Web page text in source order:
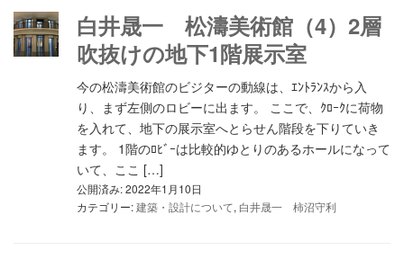
白井晟一 松濤美術館（4）2層
吹抜けの地下1階展示室
今の松濤美術館のビジターの動線は、ｴﾝﾄﾗﾝｽから入
り、まず左側のロビーに出ます。 ここで、ｸﾛｰｸに荷物
を入れて、地下の展示室へとらせん階段を下りていき
ます。 1階のﾛﾋﾞｰは比較的ゆとりのあるホールになって
いて、ここ […]
公開済み: 2022年1月10日
カテゴリー:建築・設計について, 白井晟一 柿沼守利